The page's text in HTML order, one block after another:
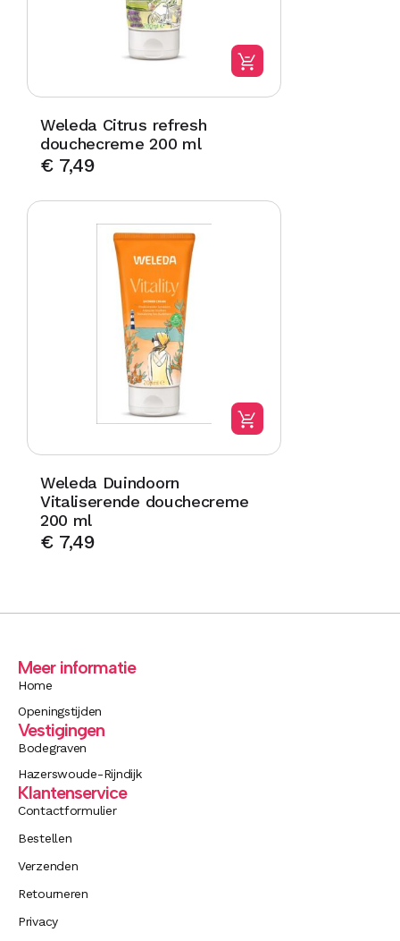
Weleda Citrus refresh
douchecreme 200 ml
€7,49
Weleda Duindoorn
Vitaliserende douchecreme
200 ml
€7,49
Meer informatie
Home
Openingstijden
Vestigingen
Bodegraven
Hazerswoude-Rijndijk
Klantenservice
Contactformulier
Bestellen
Verzenden
Retourneren
Privacy